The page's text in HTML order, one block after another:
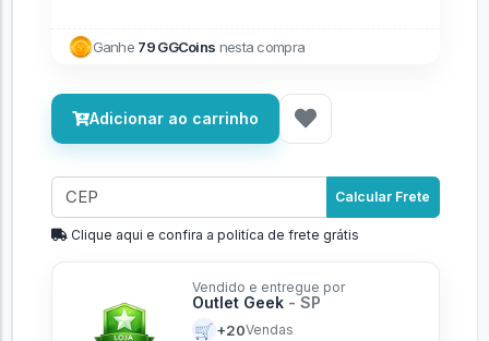
Ganhe 79 GGCoins nesta compra
Adicionar ao carrinho
Calcular Frete
Clique aqui e confira a politíca de frete grátis
Vendido e entregue por
Outlet Geek - SP
🛒 +20Vendas